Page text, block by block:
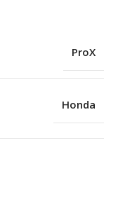
ProX
Honda